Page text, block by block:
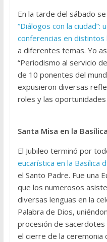
En la tarde del sábado
“Diálogos con la ciudad”:
conferencias en distintos
a diferentes temas. Yo
“Periodismo al servicio
de 10 ponentes del
expusieron diversas
roles y las oportunidades
Santa Misa en la
El Jubileo terminó por
eucarística en la Basílica
el Santo Padre. Fue una
que los numerosos
diversas lenguas en la
Palabra de Dios,
procesión de
el cierre de la ceremonia